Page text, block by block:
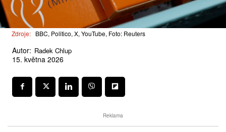
Zdroje: BBC, Politico, X, YouTube, Foto: Reuters
Autor: Radek Chlup
15. května 2026
Reklama